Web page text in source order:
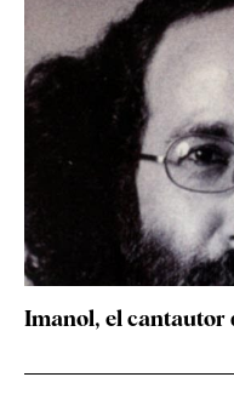
Imanol, el cantautor